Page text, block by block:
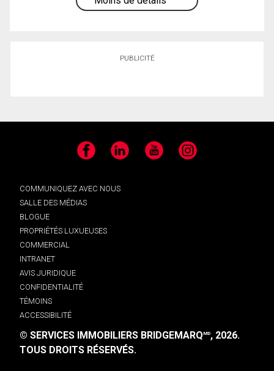
PUBLICITÉ
Facebook LinkedIn YouTube Instagram
COMMUNIQUEZ AVEC NOUS
SALLE DES MÉDIAS
BLOGUE
PROPRIÉTÉS LUXUEUSES
COMMERCIAL
INTRANET
AVIS JURIDIQUE
CONFIDENTIALITÉ
TÉMOINS
ACCESSIBILITÉ
© SERVICES IMMOBILIERS BRIDGEMARQMD, 2026.
TOUS DROITS RÉSERVÉS.